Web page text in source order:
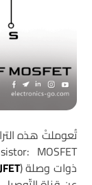
ذوات وصلة (